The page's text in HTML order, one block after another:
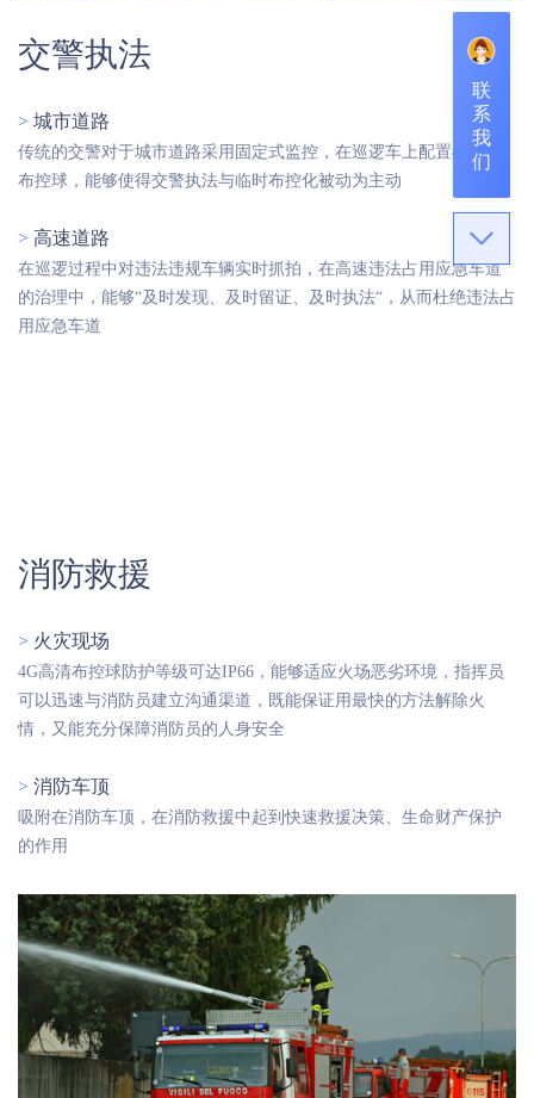
交警执法
> 城市道路
传统的交警对于城市道路采用固定式监控，在巡逻车上配置4G高清
布控球，能够使得交警执法与临时布控化被动为主动
> 高速道路
在巡逻过程中对违法违规车辆实时抓拍，在高速违法占用应急车道
的治理中，能够“及时发现、及时留证、及时执法“，从而杜绝违法占
用应急车道
消防救援
> 火灾现场
4G高清布控球防护等级可达IP66，能够适应火场恶劣环境，指挥员
可以迅速与消防员建立沟通渠道，既能保证用最快的方法解除火
情，又能充分保障消防员的人身安全
> 消防车顶
吸附在消防车顶，在消防救援中起到快速救援决策、生命财产保护
的作用
联
系
我
们